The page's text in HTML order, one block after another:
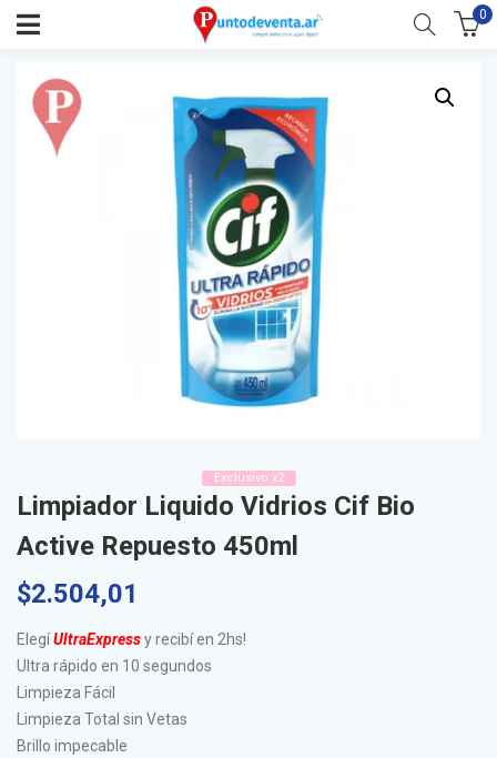
0
Exclusivo x2
Limpiador Liquido Vidrios Cif Bio
Active Repuesto 450ml
$2.504,01
ElegíUltraExpressy recibí en 2hs!
Ultra rápido en 10 segundos
Limpieza Fácil
Limpieza Total sin Vetas
Brillo impecable